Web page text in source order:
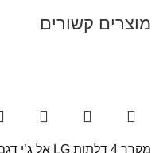
מוצרים קשורים
מקרר 4 דלתות LG אל ג’י דגם GRB909S